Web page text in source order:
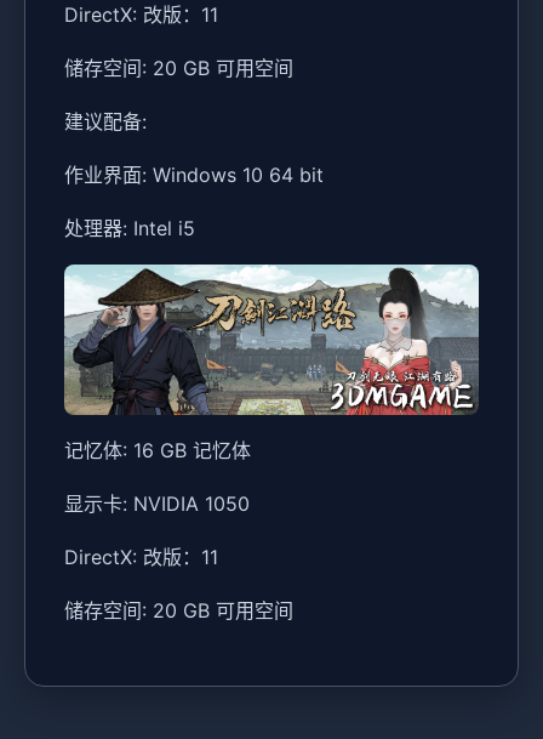
DirectX: 改版：11
储存空间: 20 GB 可用空间
建议配备:
作业界面: Windows 10 64 bit
处理器: Intel i5
记忆体: 16 GB 记忆体
显示卡: NVIDIA 1050
DirectX: 改版：11
储存空间: 20 GB 可用空间